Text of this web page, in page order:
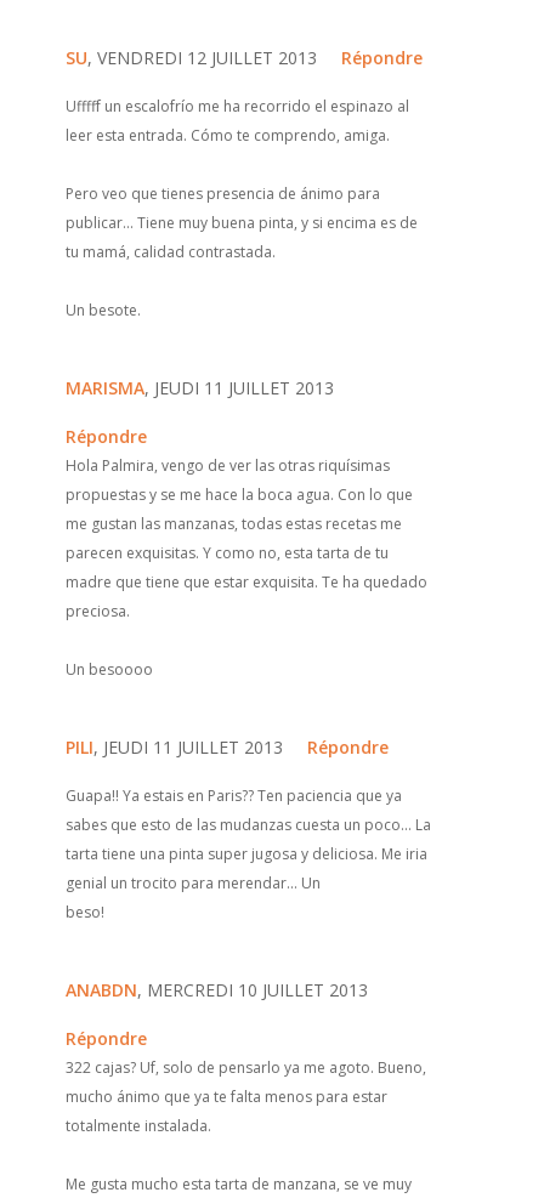
SU, VENDREDI 12 JUILLET 2013 Répondre
Ufffff un escalofrío me ha recorrido el espinazo al
leer esta entrada. Cómo te comprendo, amiga.
Pero veo que tienes presencia de ánimo para
publicar... Tiene muy buena pinta, y si encima es de
tu mamá, calidad contrastada.
Un besote.
MARISMA, JEUDI 11 JUILLET 2013
Répondre
Hola Palmira, vengo de ver las otras riquísimas
propuestas y se me hace la boca agua. Con lo que
me gustan las manzanas, todas estas recetas me
parecen exquisitas. Y como no, esta tarta de tu
madre que tiene que estar exquisita. Te ha quedado
preciosa.
Un besoooo
PILI, JEUDI 11 JUILLET 2013 Répondre
Guapa!! Ya estais en Paris?? Ten paciencia que ya
sabes que esto de las mudanzas cuesta un poco... La
tarta tiene una pinta super jugosa y deliciosa. Me iria
genial un trocito para merendar... Un
beso!
ANABDN, MERCREDI 10 JUILLET 2013
Répondre
322 cajas? Uf, solo de pensarlo ya me agoto. Bueno,
mucho ánimo que ya te falta menos para estar
totalmente instalada.
Me gusta mucho esta tarta de manzana, se ve muy